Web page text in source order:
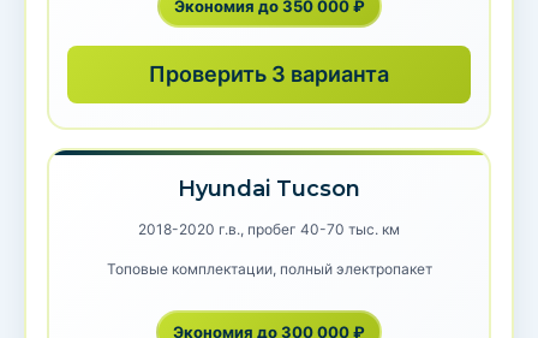
Экономия до 350 000 ₽
Проверить 3 варианта
Hyundai Tucson
2018-2020 г.в., пробег 40-70 тыс. км
Топовые комплектации, полный электропакет
Экономия до 300 000 ₽